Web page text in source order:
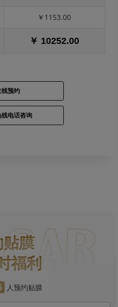
￥1153.00
￥ 10252.00
线预约
线电话咨询
膜
福利
人预约贴膜